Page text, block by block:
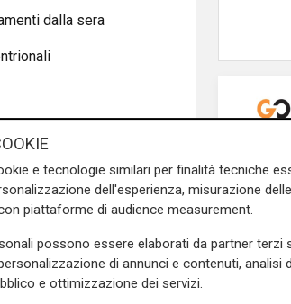
dalla sera
portando un aumento
cielo si presenta coperto,
serata, anche a carattere
parte della giornata, ma
o coperti con deboli
Riviera di levante -
serale e possibili
e tecnologie similari per finalità tecniche
dell'esperienza, misurazione
piattaforme di audience measurement.
possono essere elaborati da partner terzi
di annunci e contenuti, analisi
e ottimizzazione dei servizi.